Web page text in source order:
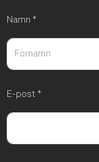
Namn *
E-post *